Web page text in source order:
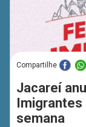
Compartilhe
Jacareí
semana